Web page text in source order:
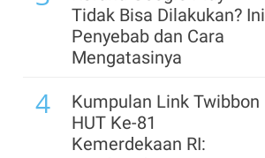
Proyeksikan US$ 6.000 di
Akhir 2026
AS Kehilangan 23.000
Pekerjaan pada Juli,
Tekanan terhadap The
Fed Menguat
Tidak Bisa Dilakukan? Ini
Penyebab dan Cara
Mengatasinya
4
Kumpulan Link Twibbon
HUT Ke-81
Kemerdekaan RI: